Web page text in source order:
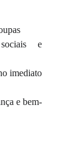
e
imediato
e bem-